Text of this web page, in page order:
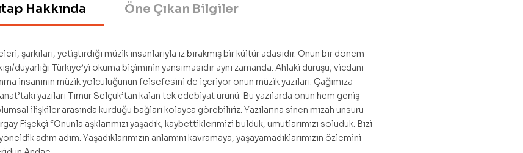
Hakkında Öne Çıkan Bilgiler
şarkıları, yetiştirdiği müzik insanlarıyla iz bırakmış bir kültür adasıdır. Onun bir dönem
duyarlığı Türkiye’yi okuma biçiminin yansımasıdır aynı zamanda. Ahlaki duruşu, vicdani
insanının müzik yolculuğunun felsefesini de içeriyor onun müzik yazıları. Çağımıza
yazıları Timur Selçuk’tan kalan tek edebiyat ürünü. Bu yazılarda onun hem geniş
ilişkiler arasında kurduğu bağları kolayca görebiliriz. Yazılarına sinen mizah unsuru
Fişekçi “Onunla aşklarımızı yaşadık, kaybettiklerimizi bulduk, umutlarımızı soluduk. Bizi
adım adım. Yaşadıklarımızın anlamını kavramaya, yaşayamadıklarımızın özlemini